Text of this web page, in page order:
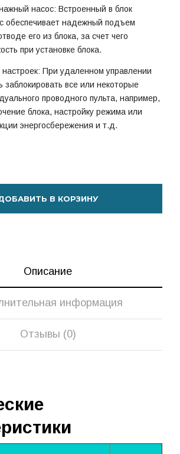
насос: Встроенный в блок
обеспечивает надежный подъем
его из блока, за счет чего
при установке блока.
При удаленном управлении
заблокировать все или некоторые
проводного пульта, например,
блока, настройку режима или
энергосбережения и т.д.
В КОРЗИНУ
Описание
информация
Отзывы (0)